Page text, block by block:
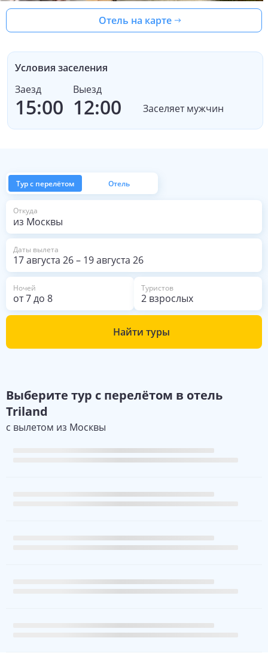
Отель на карте
Условия заселения
Заезд
15:00
Выезд
12:00 Заселяет мужчин
Тур с перелётом Отель
Откуда
из Москвы
Даты вылета
17 августа 26– 19 августа 26
Ночей
от7до 8
Туристов
2 взрослых
Найти туры
Выберите тур с перелётом в отель
Triland
с вылетом из Москвы